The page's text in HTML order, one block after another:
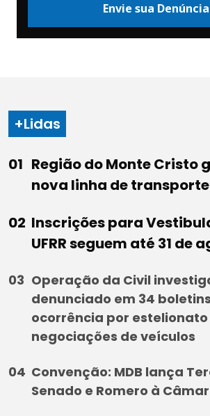
Envie sua Denúncia
+Lidas
Região do Monte Cristo
nova linha de
Inscrições para
UFRR seguem até 31 de
Operação da Civil
denunciado em 34
ocorrência por
negociações de veículos
Convenção: MDB lança
Senado e Romero à